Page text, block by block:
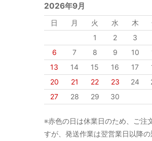
2026年9月
日 月 火 水 木
1
2 3
6
7 8 9 10
13
14 15 16 17
20
21 22 23 24
27
28 29 30
※赤色の日は休業日のため、ご注
すが、発送作業は翌営業日以降